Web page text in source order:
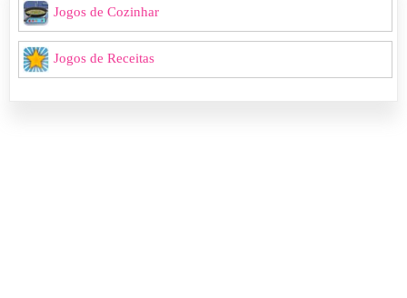
Jogos de Cozinhar
Jogos de Receitas